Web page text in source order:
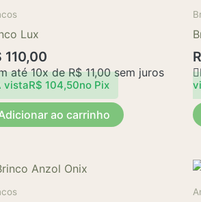
Lux
110,00
até 10x deR$11,00sem juros
vistaR$ 104,50no Pix
ao carrinho